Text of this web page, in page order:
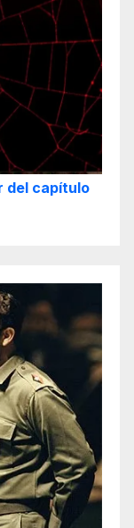
del capítulo